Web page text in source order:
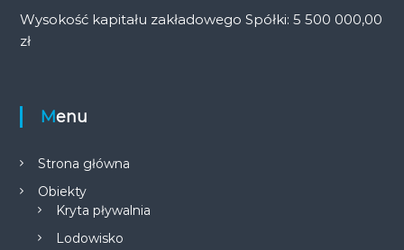
Wysokość kapitału zakładowego Spółki: 5 500 000,00
zł
Menu
Strona główna
Obiekty
Kryta pływalnia
Lodowisko